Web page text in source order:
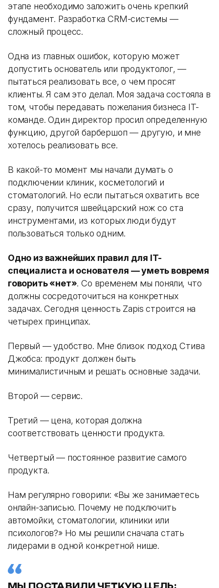
этапе необходимо заложить очень крепкий
фундамент. Разработка CRM-системы —
сложный процесс.
Одна из главных ошибок, которую может
допустить основатель или продуктолог, —
пытаться реализовать все, о чем просят
клиенты. Я сам это делал. Моя задача состояла в
том, чтобы передавать пожелания бизнеса IT-
команде. Один директор просил определенную
функцию, другой барбершоп — другую, и мне
хотелось реализовать все.
В какой-то момент мы начали думать о
подключении клиник, косметологий и
стоматологий. Но если пытаться охватить все
сразу, получится швейцарский нож со ста
инструментами, из которых люди будут
пользоваться только одним.
Одно из важнейших правил для IT-
специалиста и основателя — уметь вовремя
говорить «нет». Со временем мы поняли, что
должны сосредоточиться на конкретных
задачах. Сегодня ценность Zapis строится на
четырех принципах.
Первый — удобство. Мне близок подход Стива
Джобса: продукт должен быть
минималистичным и решать основные задачи.
Второй — сервис.
Третий — цена, которая должна
соответствовать ценности продукта.
Четвертый — постоянное развитие самого
продукта.
Нам регулярно говорили: «Вы же занимаетесь
онлайн-записью. Почему не подключить
автомойки, стоматологии, клиники или
психологов?» Но мы решили сначала стать
лидерами в одной конкретной нише.
МЫ ПОСТАВИЛИ ЧЕТКУЮ ЦЕЛЬ: